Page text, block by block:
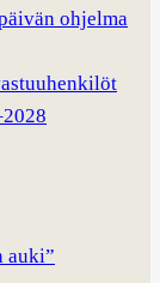
ohjelma
auki”